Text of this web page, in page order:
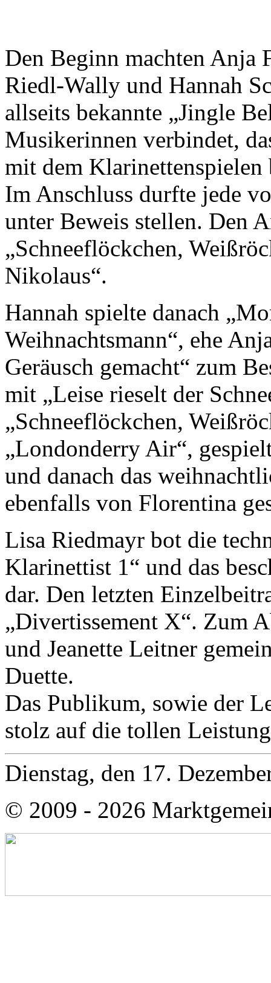
Den Beginn machten Anja
Riedl-Wally und Hannah
allseits bekannte „Jingle
Musikerinnen verbindet,
mit dem Klarinettenspielen
Im Anschluss durfte jede
unter Beweis stellen. Den
„Schneeflöckchen,
Nikolaus“.
Hannah spielte danach
Weihnachtsmann“, ehe
Geräusch gemacht“ zum
mit „Leise rieselt der
„Schneeflöckchen,
„Londonderry Air“,
und danach das
ebenfalls von Florentina
Lisa Riedmayr bot die
Klarinettist 1“ und das
dar. Den letzten
„Divertissement X“. Zum
und Jeanette Leitner
Duette.
Das Publikum, sowie der
stolz auf die tollen
Dienstag, den 17.
© 2009 - 2026